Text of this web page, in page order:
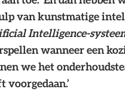
van kunstmatige
Intelligence-
wanneer een
we het
voorgedaan.’